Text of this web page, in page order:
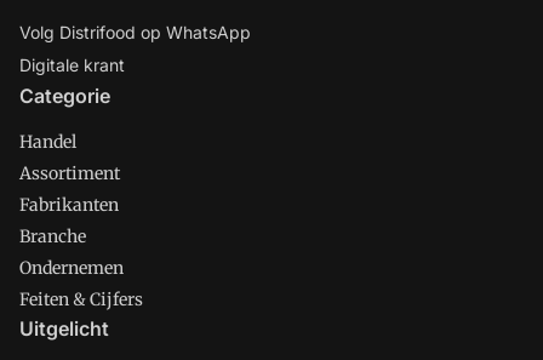
Volg Distrifood op WhatsApp
Digitale krant
Categorie
Handel
Assortiment
Fabrikanten
Branche
Ondernemen
Feiten & Cijfers
Uitgelicht